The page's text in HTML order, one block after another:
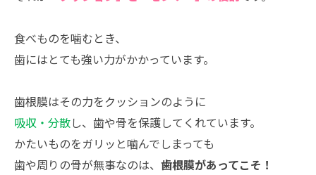
食べものを噛むとき、
歯にはとても強い力がかかっています。
歯根膜はその力をクッションのように
吸収・分散し、歯や骨を保護してくれています。
かたいものをガリッと噛んでしまっても
歯や周りの骨が無事なのは、 歯根膜があってこそ！